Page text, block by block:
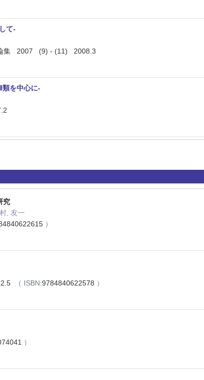
て-
論集 2007 (9) - (11) 2008.3
類を中心に-
究
, 友一
）
（ ISBN:9784840622578 ）
）